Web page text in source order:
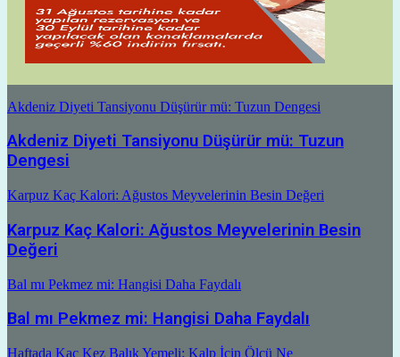
Akdeniz Diyeti Tansiyonu Düşürür mü: Tuzun Dengesi
Akdeniz Diyeti Tansiyonu Düşürür mü: Tuzun
Dengesi
Karpuz Kaç Kalori: Ağustos Meyvelerinin Besin Değeri
Karpuz Kaç Kalori: Ağustos Meyvelerinin Besin
Değeri
Bal mı Pekmez mi: Hangisi Daha Faydalı
Bal mı Pekmez mi: Hangisi Daha Faydalı
Haftada Kaç Kez Balık Yemeli: Kalp İçin Ölçü Ne